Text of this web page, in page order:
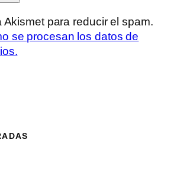
Akismet para reducir el spam.
se procesan los datos de